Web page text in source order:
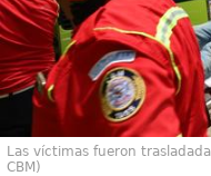
Las víctimas fueron
CBM)